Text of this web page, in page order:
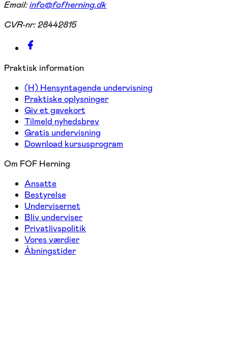
Email:info@fofherning.dk
CVR-nr:28442815
Praktisk information
(H) Hensyntagende undervisning
Praktiske oplysninger
Giv et gavekort
Tilmeld nyhedsbrev
Gratis undervisning
Download kursusprogram
Om FOF Herning
Ansatte
Bestyrelse
Undervisernet
Bliv underviser
Privatlivspolitik
Vores værdier
Åbningstider